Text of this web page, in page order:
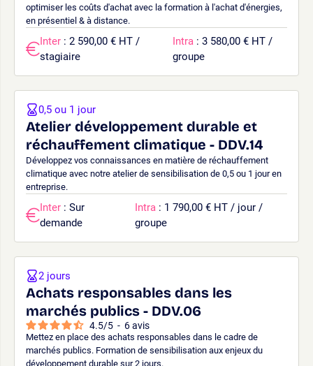
optimiser les coûts d'achat avec la formation à l'achat d'énergies,
en présentiel & à distance.
Inter : 2 590,00 € HT /
stagiaire
Intra : 3 580,00 € HT /
groupe
Atelier développement durable et
réchauffement climatique - DDV.14
Développez vos connaissances en matière de réchauffement
climatique avec notre atelier de sensibilisation de 0,5 ou 1 jour en
entreprise.
0,5 ou 1 jour
Inter : Sur
demande
Intra : 1 790,00 € HT / jour /
groupe
Achats responsables dans les
marchés publics - DDV.06
4.5/5 - 6avis
Mettez en place des achats responsables dans le cadre de
marchés publics. Formation de sensibilisation aux enjeux du
développement durable sur 2 jours.
2 jours